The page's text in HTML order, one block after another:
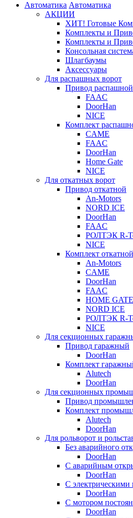
Автоматика Автоматика
АКЦИИ
ХИТ! Готовые
Комплекты и
Комплекты и
Консольная
Шлагбаумы
Аксессуары
Для распашных ворот
Привод распашной
FAAC
DoorHan
NICE
Комплект
CAME
FAAC
DoorHan
Home Gate
NICE
Для откатных ворот
Привод откатной
An-Motors
NORD ICE
DoorHan
FAAC
РОЛТЭК R-
NICE
Комплект откатной
An-Motors
CAME
DoorHan
FAAC
HOME GATE
NORD ICE
РОЛТЭК R-
NICE
Для секционных
Привод гаражный
DoorHan
Комплект
Alutech
DoorHan
Для секционных
Привод
Комплект
Alutech
DoorHan
Для рольворот и
Без аварийного
DoorHan
С аварийным
DoorHan
С
DoorHan
С мотором
DoorHan